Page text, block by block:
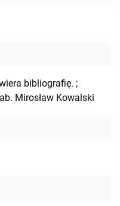
bibliografię. ;
Mirosław Kowalski